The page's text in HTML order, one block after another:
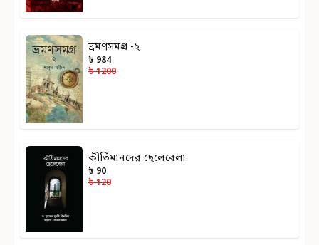
ভ্রমণসমগ্র -২
৳ 984
৳ 1200
কীর্তিমানদের ছেলেবেলা
৳ 90
৳ 120